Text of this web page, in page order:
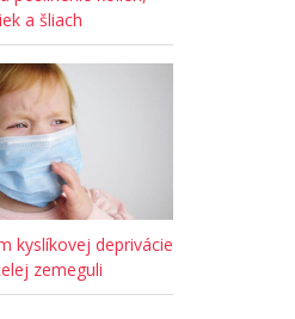
a šliach
kyslíkovej deprivácie
zemeguli